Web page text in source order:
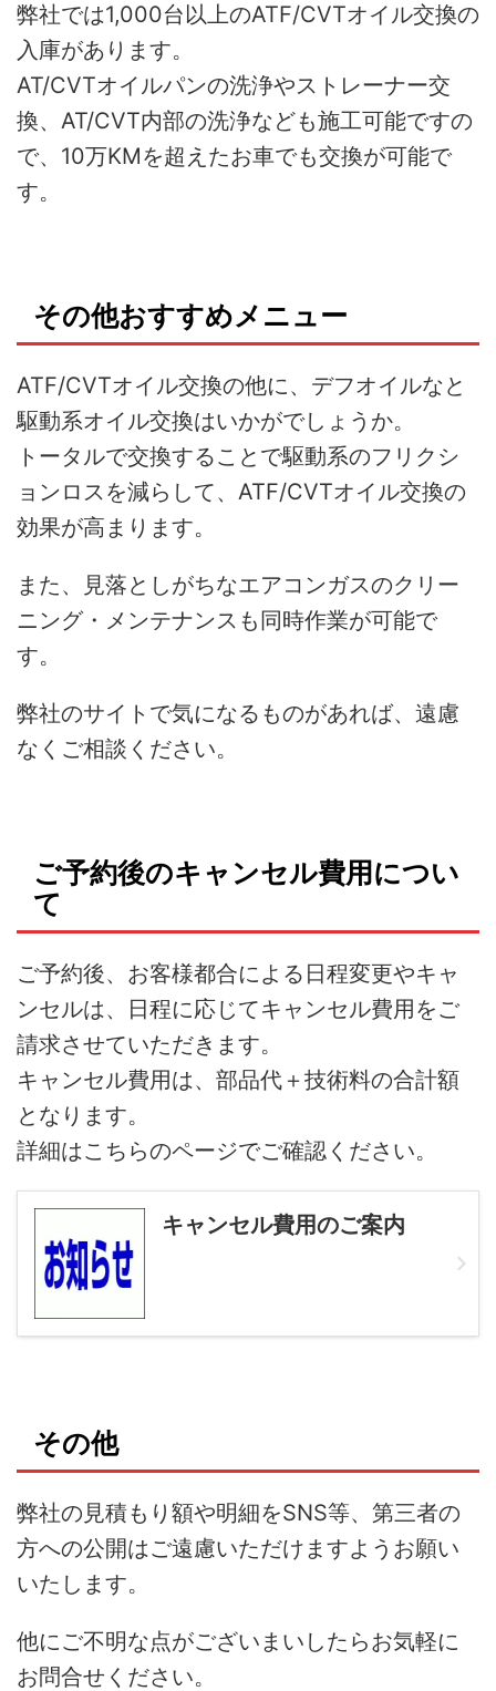
弊社では1,000台以上のATF/CVTオイル交換の
入庫があります。
AT/CVTオイルパンの洗浄やストレーナー交
換、AT/CVT内部の洗浄なども施工可能ですの
で、10万KMを超えたお車でも交換が可能で
す。
その他おすすめメニュー
ATF/CVTオイル交換の他に、デフオイルなと
駆動系オイル交換はいかがでしょうか。
トータルで交換することで駆動系のフリクシ
ョンロスを減らして、ATF/CVTオイル交換の
効果が高まります。
また、見落としがちなエアコンガスのクリー
ニング・メンテナンスも同時作業が可能で
す。
弊社のサイトで気になるものがあれば、遠慮
なくご相談ください。
ご予約後のキャンセル費用につい
て
ご予約後、お客様都合による日程変更やキャ
ンセルは、日程に応じてキャンセル費用をご
請求させていただきます。
キャンセル費用は、部品代＋技術料の合計額
となります。
詳細はこちらのページでご確認ください。
キャンセル費用のご案内
その他
弊社の見積もり額や明細をSNS等、第三者の
方への公開はご遠慮いただけますようお願い
いたします。
他にご不明な点がございまいしたらお気軽に
お問合せください。